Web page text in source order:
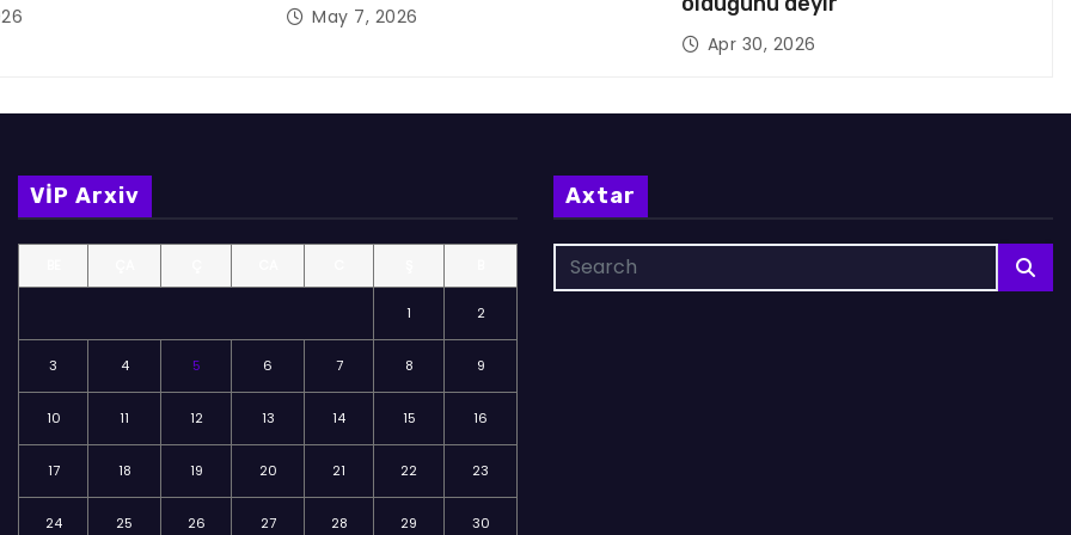
May 7, 2026
Apr 30, 2026
VİP Arxiv
1 2
3 4 5 6 7 8 9
10 11 12 13 14 15 16
17 18 19 20 21 22 23
24 25 26 27 28 29 30
Axtar